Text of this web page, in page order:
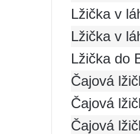
Lžička v
Lžička v
Lžička do
Čajová
Čajová
Čajová